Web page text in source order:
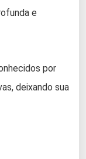
e
por
deixando sua